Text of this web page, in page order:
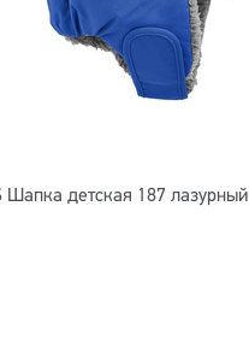
Шапка детская 187 лазурный